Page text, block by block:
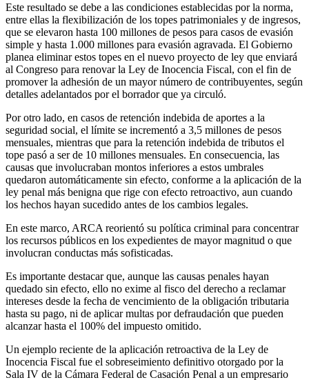
Este resultado se debe a las condiciones establecidas por la norma,
entre ellas la flexibilización de los topes patrimoniales y de ingresos,
que se elevaron hasta 100 millones de pesos para casos de evasión
simple y hasta 1.000 millones para evasión agravada. El Gobierno
planea eliminar estos topes en el nuevo proyecto de ley que enviará
al Congreso para renovar la Ley de Inocencia Fiscal, con el fin de
promover la adhesión de un mayor número de contribuyentes, según
detalles adelantados por el borrador que ya circuló.
Por otro lado, en casos de retención indebida de aportes a la
seguridad social, el límite se incrementó a 3,5 millones de pesos
mensuales, mientras que para la retención indebida de tributos el
tope pasó a ser de 10 millones mensuales. En consecuencia, las
causas que involucraban montos inferiores a estos umbrales
quedaron automáticamente sin efecto, conforme a la aplicación de la
ley penal más benigna que rige con efecto retroactivo, aun cuando
los hechos hayan sucedido antes de los cambios legales.
En este marco, ARCA reorientó su política criminal para concentrar
los recursos públicos en los expedientes de mayor magnitud o que
involucran conductas más sofisticadas.
Es importante destacar que, aunque las causas penales hayan
quedado sin efecto, ello no exime al fisco del derecho a reclamar
intereses desde la fecha de vencimiento de la obligación tributaria
hasta su pago, ni de aplicar multas por defraudación que pueden
alcanzar hasta el 100% del impuesto omitido.
Un ejemplo reciente de la aplicación retroactiva de la Ley de
Inocencia Fiscal fue el sobreseimiento definitivo otorgado por la
Sala IV de la Cámara Federal de Casación Penal a un empresario